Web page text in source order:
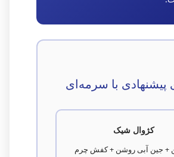
با سرمه‌ای
کژوال شیک
+ جین آبی روشن + کفش چرم